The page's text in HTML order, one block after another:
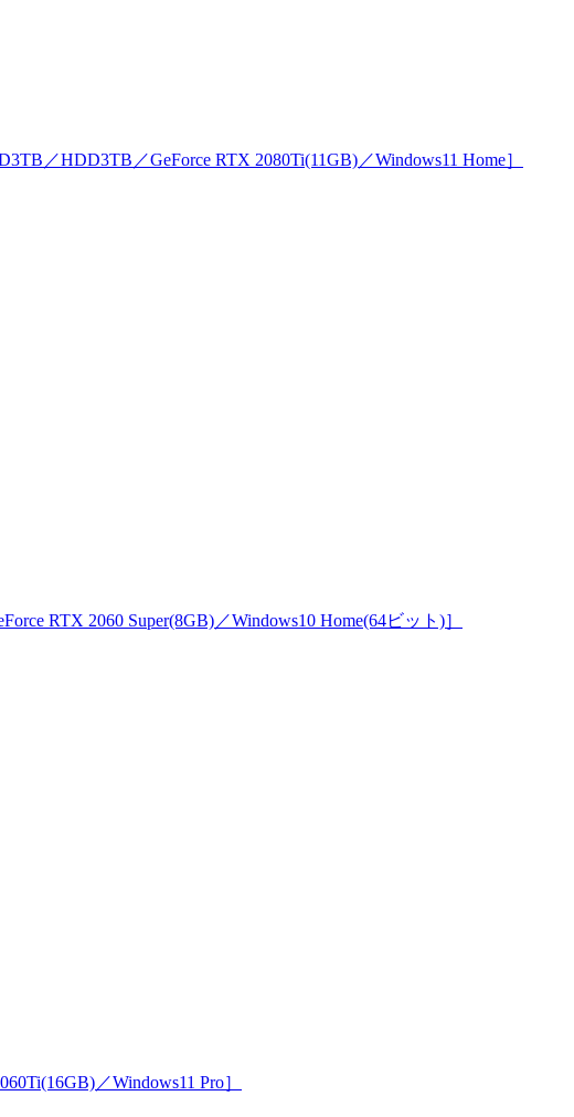
／HDD3TB／GeForce RTX 2080Ti(11GB)／Windows11 Home］
RTX 2060 Super(8GB)／Windows10 Home(64ビット)］
／Windows11 Pro］